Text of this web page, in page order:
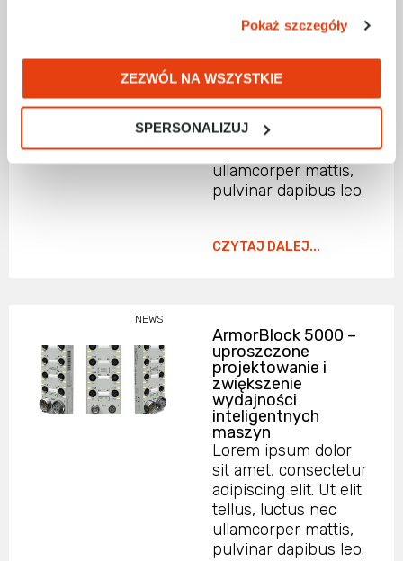
Pokaż szczegóły
ZEZWÓL NA WSZYSTKIE
SPERSONALIZUJ
Nieprzerwany
cyfrowych a Edge
Computing
sit amet, consectetur
adipiscing elit. Ut elit
tellus, luctus nec
ullamcorper mattis,
pulvinar dapibus leo.
CZYTAJ DALEJ...
NEWS
ArmorBlock 5000 –
uproszczone
projektowanie i
zwiększenie
wydajności
inteligentnych
maszyn
Lorem ipsum dolor
sit amet, consectetur
adipiscing elit. Ut elit
tellus, luctus nec
ullamcorper mattis,
pulvinar dapibus leo.